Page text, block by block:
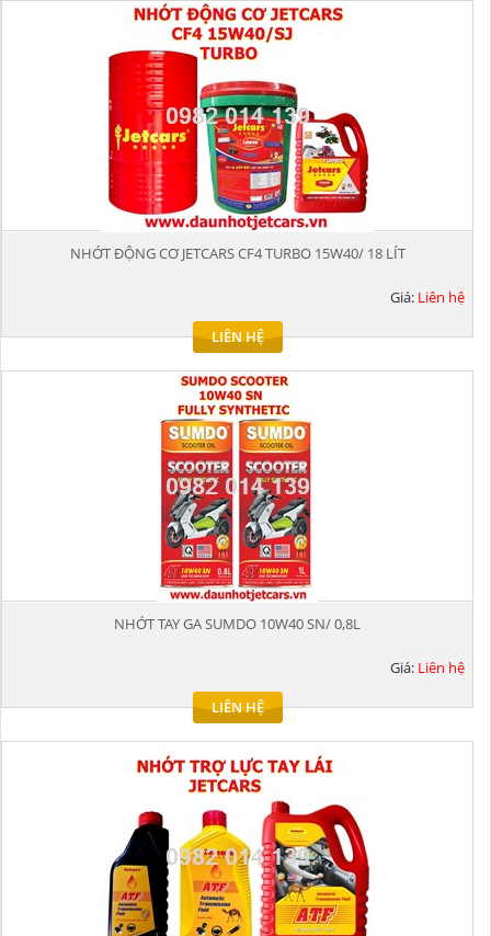
NHỚT ĐỘNG CƠ JETCARS CF4 TURBO 15W40/ 18 LÍT
Giá: Liên hệ
LIÊN HỆ
NHỚT TAY GA SUMDO 10W40 SN/ 0,8L
Giá: Liên hệ
LIÊN HỆ